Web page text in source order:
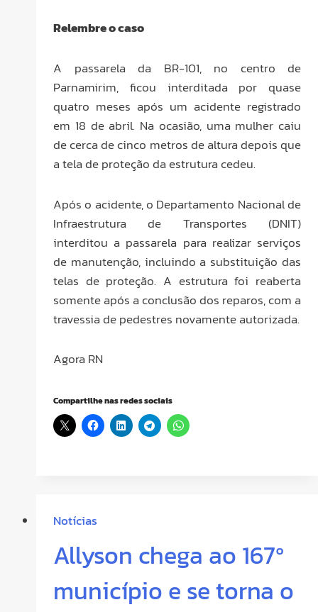
Relembre o caso
A passarela da BR-101, no centro de
Parnamirim, ficou interditada por quase
quatro meses após um acidente registrado
em 18 de abril. Na ocasião, uma mulher caiu
de cerca de cinco metros de altura depois que
a tela de proteção da estrutura cedeu.
Após o acidente, o Departamento Nacional de
Infraestrutura de Transportes (DNIT)
interditou a passarela para realizar serviços
de manutenção, incluindo a substituição das
telas de proteção. A estrutura foi reaberta
somente após a conclusão dos reparos, com a
travessia de pedestres novamente autorizada.
Agora RN
Compartilhe nas redes sociais
Notícias
Allyson chega ao 167º
município e se torna o